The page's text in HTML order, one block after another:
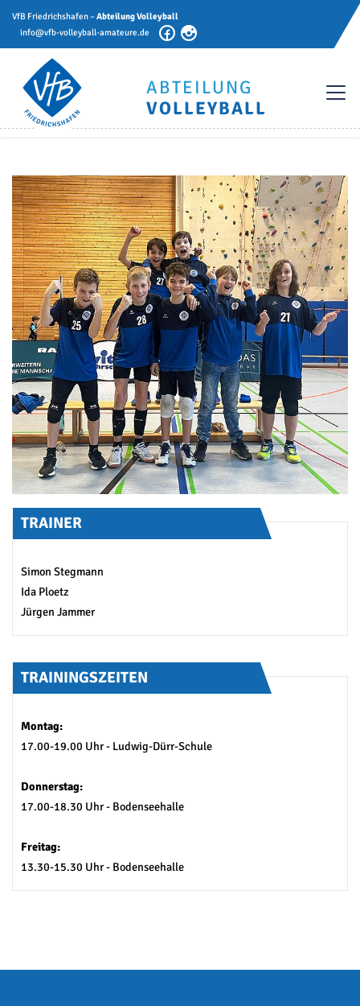
VfB Friedrichshafen –Abteilung Volleyball
info@vfb-volleyball-amateure.de
ABTEILUNG
VOLLEYBALL
TRAINER
Simon Stegmann
Ida Ploetz
Jürgen Jammer
TRAININGSZEITEN
Montag:
17.00-19.00 Uhr - Ludwig-Dürr-Schule
Donnerstag:
17.00-18.30 Uhr - Bodenseehalle
Freitag:
13.30-15.30 Uhr - Bodenseehalle